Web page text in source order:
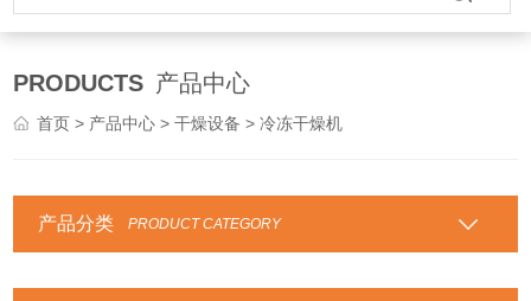
PRODUCTS 产品中心
首页 > 产品中心 >干燥设备 > 冷冻干燥机
产品分类 PRODUCT CATEGORY